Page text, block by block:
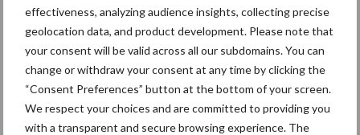
effectiveness, analyzing audience insights, collecting precise
geolocation data, and product development. Please note that
your consent will be valid across all our subdomains. You can
change or withdraw your consent at any time by clicking the
“Consent Preferences” button at the bottom of your screen.
We respect your choices and are committed to providing you
with a transparent and secure browsing experience. The
Diergezondheid Bemesting Fokkerij